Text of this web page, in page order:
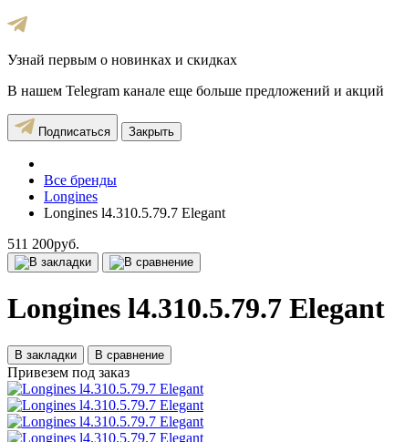
Узнай первым о новинках и скидках
В нашем Telegram канале еще больше предложений и акций
Подписаться Закрыть
Все бренды
Longines
Longines l4.310.5.79.7 Elegant
511 200руб.
Longines l4.310.5.79.7 Elegant
В закладки В сравнение
Привезем под заказ